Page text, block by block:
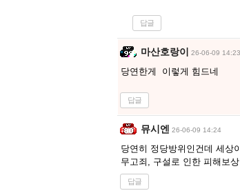
답글
마산호랑이 26-06-09 14:23
당연한게 이렇게 힘드네
답글
뮤시엔 26-06-09 14:24
당연히 정당방위인건데 세상
무고죄, 구설로 인한 피해보
답글